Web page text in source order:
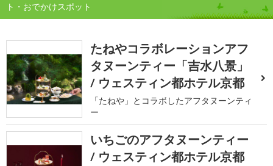
ト・おでかけスポット
たねやコラボレーションアフ
タヌーンティー「吉水八景」
/ ウェスティン都ホテル京都
「たねや」とコラボしたアフタヌーンティ
ー
いちごのアフタヌーンティー
/ ウェスティン都ホテル京都